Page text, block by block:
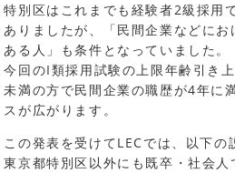
特別区はこれまでも経験者2級採用
ありましたが、「民間企業などに
ある人」も条件となっていました。
今回のI類採用試験の上限年齢引き
未満の方で民間企業の職歴が4年に
スが広がります。
この発表を受けてLECでは、以下の
東京都特別区以外にも既卒・社会